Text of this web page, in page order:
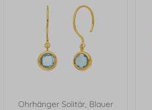
Ohrhänger Solitär, Blauer